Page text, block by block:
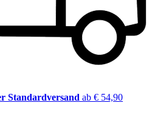
Standardversand ab € 54,90